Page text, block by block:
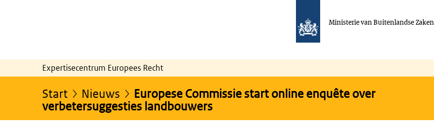
Ministerie van Buitenlandse Zaken
Expertisecentrum Europees Recht
Start Nieuws
Europese Commissie start online enquête over
verbetersuggesties landbouwers